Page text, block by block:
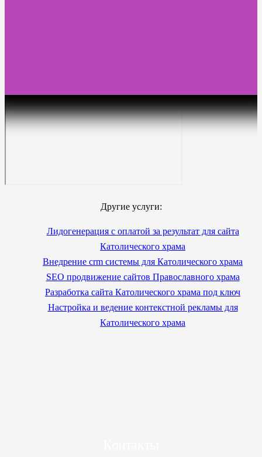
Другие услуги:
Лидогенерация с оплатой за результат для сайта
Католического храма
Внедрение crm системы для Католического храма
SEO продвижение сайтов Православного храма
Разработка сайта Католического храма под ключ
Настройка и ведение контекстной рекламы для
Католического храма